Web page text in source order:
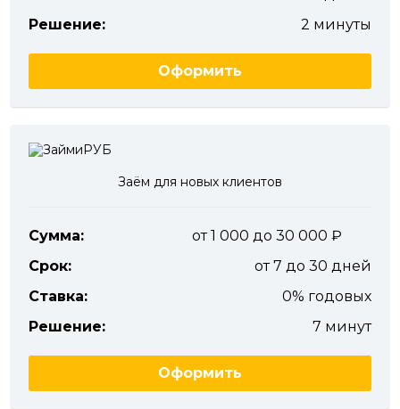
Решение:
2 минуты
Оформить
Заём для новых клиентов
Сумма:
от 1 000 до 30 000
Срок:
от 7 до 30 дней
Ставка:
0% годовых
Решение:
7 минут
Оформить